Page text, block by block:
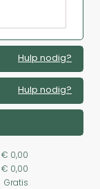
Hulp nodig?
Hulp nodig?
€ 0,00
€ 0,00
Gratis